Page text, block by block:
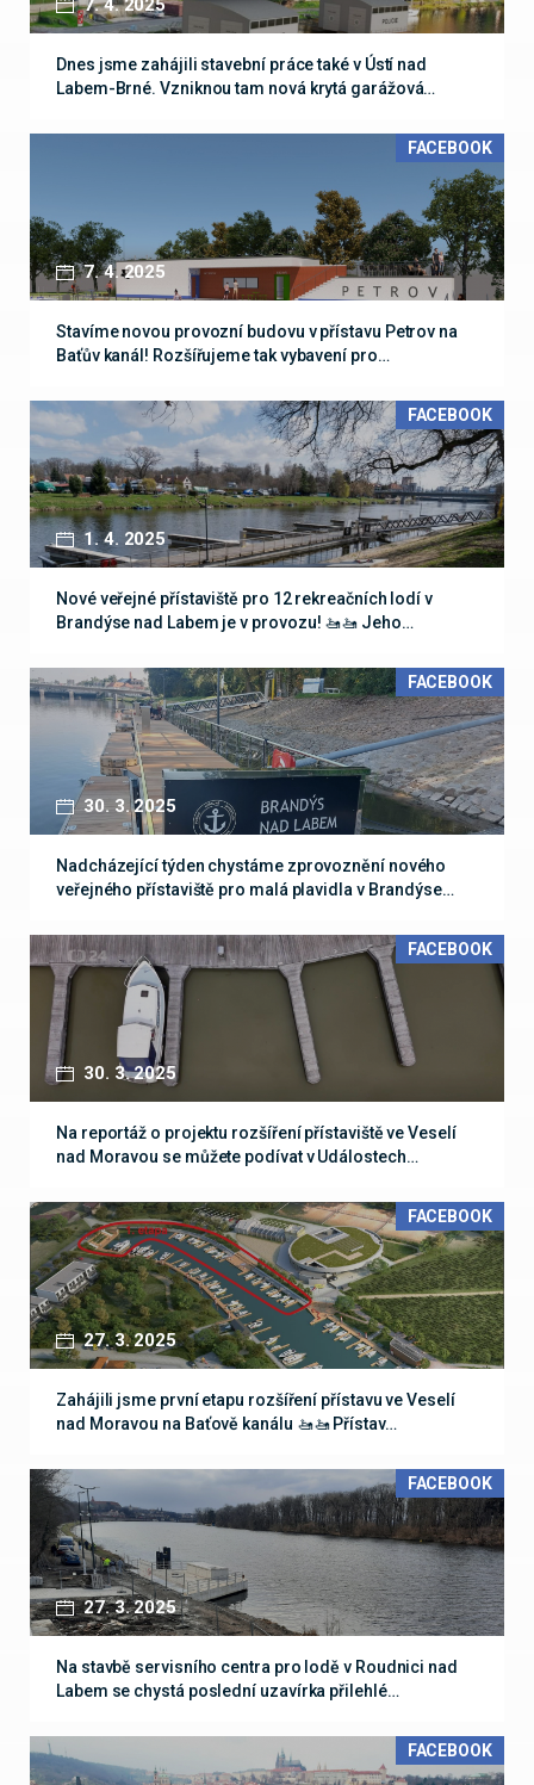
7. 4. 2025
Dnes jsme zahájili stavební práce také v Ústí nad
Labem-Brné. Vzniknou tam nová krytá garážová…
7. 4. 2025
FACEBOOK
Stavíme novou provozní budovu v přístavu Petrov na
Baťův kanál! Rozšířujeme tak vybavení pro…
1. 4. 2025
FACEBOOK
Nové veřejné přístaviště pro 12 rekreačních lodí v
Brandýse nad Labem je v provozu! 🚤🚤 Jeho…
30. 3. 2025
FACEBOOK
Nadcházející týden chystáme zprovoznění nového
veřejného přístaviště pro malá plavidla v Brandýse…
30. 3. 2025
FACEBOOK
Na reportáž o projektu rozšíření přístaviště ve Veselí
nad Moravou se můžete podívat v Událostech…
27. 3. 2025
FACEBOOK
Zahájili jsme první etapu rozšíření přístavu ve Veselí
nad Moravou na Baťově kanálu 🚤🚤 Přístav…
27. 3. 2025
FACEBOOK
Na stavbě servisního centra pro lodě v Roudnici nad
Labem se chystá poslední uzavírka přilehlé…
FACEBOOK